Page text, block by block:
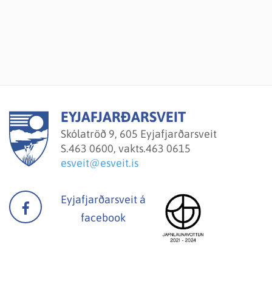
EYJAFJARÐARSVEIT
Skólatröð 9, 605 Eyjafjarðarsveit
S.463 0600, vakts.463 0615
esveit@esveit.is
Eyjafjarðarsveit á
facebook